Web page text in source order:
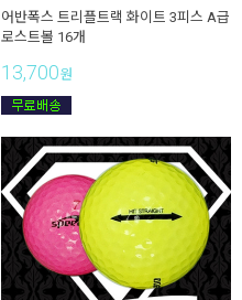
어반폭스 트리플트랙 화이트 3피스 A급
로스트볼 16개
13,700원